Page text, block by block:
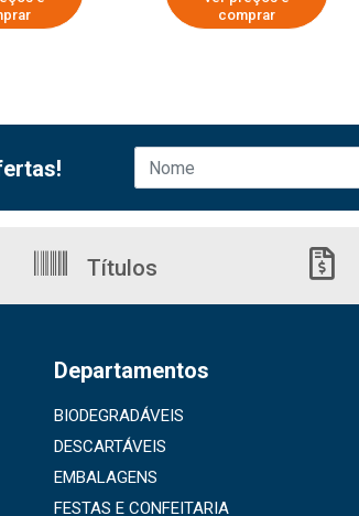
comprar
Títulos
Departamentos
BIODEGRADÁVEIS
DESCARTÁVEIS
EMBALAGENS
FESTAS E CONFEITARIA